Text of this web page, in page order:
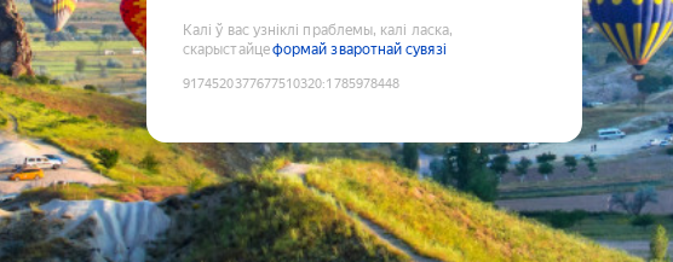
Калі ў вас узніклі праблемы, калі ласка,
скарыстайцеформай зваротнай сувязі
9174520377677510320:1785978448